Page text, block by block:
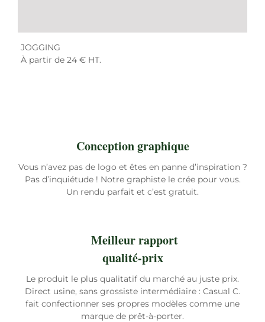
JOGGING
À partir de 24 € HT.
Conception graphique
Vous n’avez pas de logo et êtes en panne d’inspiration ?
Pas d’inquiétude ! Notre graphiste le crée pour vous.
Un rendu parfait et c’est gratuit.
Meilleur rapport
qualité-prix
Le produit le plus qualitatif du marché au juste prix.
Direct usine, sans grossiste intermédiaire : Casual C.
fait confectionner ses propres modèles comme une
marque de prêt-à-porter.